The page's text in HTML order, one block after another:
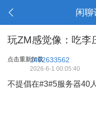
闲聊
玩ZM感觉像：吃李
点击重新加载1492633562
2026-6-1 00:05:40
不提倡在#3#5服务器40